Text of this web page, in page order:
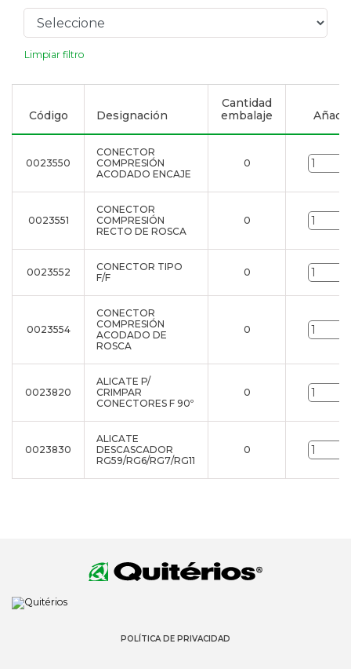
Limpiar filtro
Código Designación
Cantidad
embalaje
0023550
CONECTOR
COMPRESIÓN
ACODADO ENCAJE
0
0023551
CONECTOR
COMPRESIÓN
RECTO DE ROSCA
0
0023552
CONECTOR TIPO
F/F
0
0023554
CONECTOR
COMPRESIÓN
ACODADO DE
ROSCA
0
0023820
ALICATE P/
CRIMPAR
CONECTORES F 90º
0
0023830
ALICATE
DESCASCADOR
RG59/RG6/RG7/RG11
0
POLÍTICA DE PRIVACIDAD